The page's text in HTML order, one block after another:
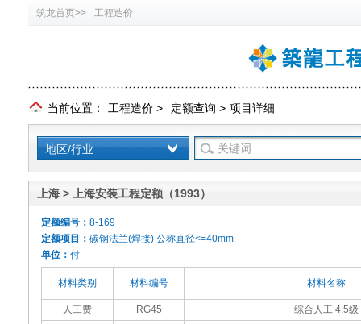
筑龙首页>> 工程造价
当前位置： 工程造价 > 定额查询 > 项目详细
地区/行业
上海 > 上海安装工程定额（1993）
定额编号： 8-169
定额项目： 碳钢法兰(焊接) 公称直径<=40mm
单位： 付
材料类别 材料编号 材料名称
人工费 RG45 综合人工 4.5级